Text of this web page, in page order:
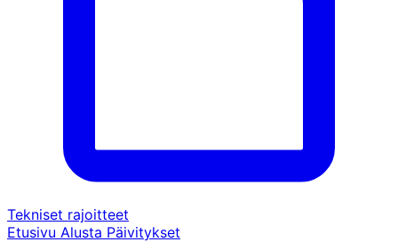
Tekniset rajoitteet
Etusivu Alusta Päivitykset